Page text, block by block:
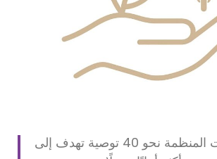
وتشمل إرشادات المنظمة نحو 40 توصية تهدف إلى